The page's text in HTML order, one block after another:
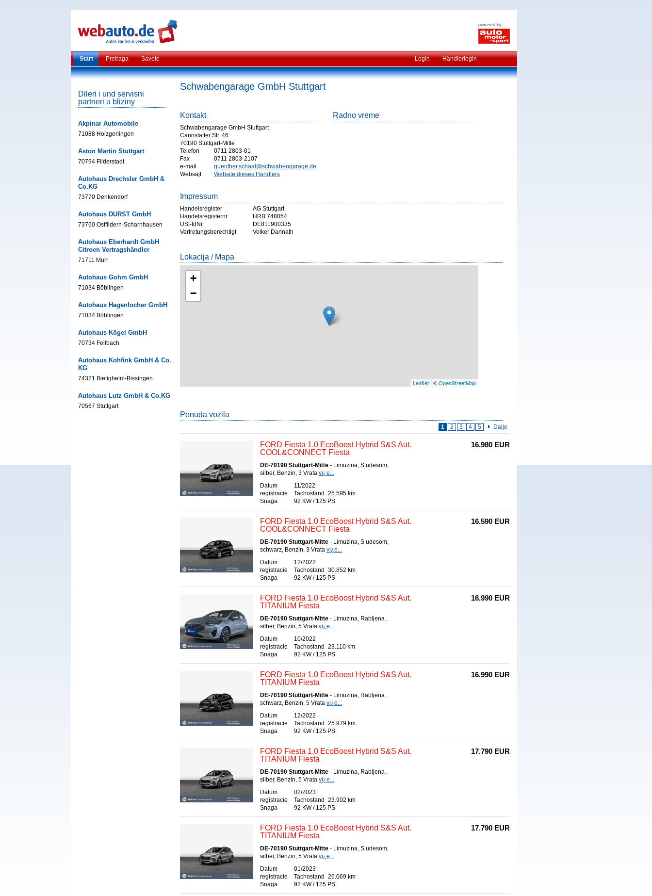
powered by
Start Pretraga Savete Login Händlerlogin
Dileri i und servisni
partneri u bliziny
Akpinar Automobile
71088 Holzgerlingen
Aston Martin Stuttgart
70794 Filderstadt
Autohaus Drechsler GmbH &
Co.KG
73770 Denkendorf
Autohaus DURST GmbH
73760 Ostfildern-Scharnhausen
Autohaus Eberhardt GmbH
Citroen Vertragshändler
71711 Murr
Autohaus Gohm GmbH
71034 Böblingen
Autohaus Hagenlocher GmbH
71034 Böblingen
Autohaus Kögel GmbH
70734 Fellbach
Autohaus Kohfink GmbH & Co.
KG
74321 Bietigheim-Bissingen
Autohaus Lutz GmbH & Co.KG
70567 Stuttgart
Schwabengarage GmbH Stuttgart
Kontakt
Schwabengarage GmbH Stuttgart
Cannstatter Str. 46
70190 Stuttgart-Mitte
Telefon
0711 2803-01
Fax
0711 2803-2107
e-mail
guenther.schaal@schwabengarage.de
Websajt
Website dieses Händlers
Radno vreme
Impressum
Handelsregister
AG Stuttgart
Handelsregisternr
HRB 748054
USt-IdNr.
DE811900335
Vertretungsberechtigt
Volker Dannath
Lokacija / Mapa
+
−
Leaflet | ©OpenStreetMap
Ponuda vozila
1 2 3 4 5 Dalje
16.980 EUR
FORD Fiesta 1.0 EcoBoost Hybrid S&S Aut.
COOL&CONNECT Fiesta
DE-70190 Stuttgart-Mitte - Limuzina, S udesom,
silber, Benzin, 3 Vrata vi¿e...
Datum
registracie
11/2022
Tachostand
25.595 km
Snaga
92 KW / 125 PS
16.590 EUR
FORD Fiesta 1.0 EcoBoost Hybrid S&S Aut.
COOL&CONNECT Fiesta
DE-70190 Stuttgart-Mitte - Limuzina, S udesom,
schwarz, Benzin, 3 Vrata vi¿e...
Datum
registracie
12/2022
Tachostand
30.852 km
Snaga
92 KW / 125 PS
16.990 EUR
FORD Fiesta 1.0 EcoBoost Hybrid S&S Aut.
TITANIUM Fiesta
DE-70190 Stuttgart-Mitte - Limuzina, Rabljena ,
silber, Benzin, 5 Vrata vi¿e...
Datum
registracie
10/2022
Tachostand
23.110 km
Snaga
92 KW / 125 PS
16.990 EUR
FORD Fiesta 1.0 EcoBoost Hybrid S&S Aut.
TITANIUM Fiesta
DE-70190 Stuttgart-Mitte - Limuzina, Rabljena ,
schwarz, Benzin, 5 Vrata vi¿e...
Datum
registracie
12/2022
Tachostand
25.979 km
Snaga
92 KW / 125 PS
17.790 EUR
FORD Fiesta 1.0 EcoBoost Hybrid S&S Aut.
TITANIUM Fiesta
DE-70190 Stuttgart-Mitte - Limuzina, Rabljena ,
silber, Benzin, 5 Vrata vi¿e...
Datum
registracie
02/2023
Tachostand
23.902 km
Snaga
92 KW / 125 PS
17.790 EUR
FORD Fiesta 1.0 EcoBoost Hybrid S&S Aut.
TITANIUM Fiesta
DE-70190 Stuttgart-Mitte - Limuzina, S udesom,
silber, Benzin, 5 Vrata vi¿e...
Datum
registracie
01/2023
Tachostand
26.069 km
Snaga
92 KW / 125 PS